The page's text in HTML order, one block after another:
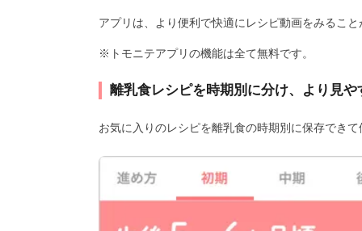
アプリは、より便利で快適にレシピ動画をみるこ
※トモニテアプリの機能は全て無料です。
離乳食レシピを時期別に分け、より見や
お気に入りのレシピを離乳食の時期別に保存でき